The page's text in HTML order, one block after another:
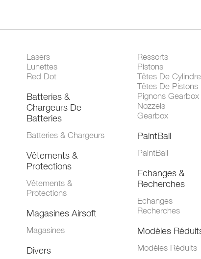
Lasers
Lunettes
Red Dot
Batteries &
Chargeurs De
Batteries
Batteries & Chargeurs
Vêtements &
Protections
Vêtements &
Protections
Magasines Airsoft
Magasines
Divers
Ressorts
Pistons
Têtes De
Têtes De Pistons
Pignons Gearbox
Nozzels
Gearbox
PaintBall
PaintBall
Echanges &
Recherches
Echanges
Recherches
Modèles
Modèles Réduits